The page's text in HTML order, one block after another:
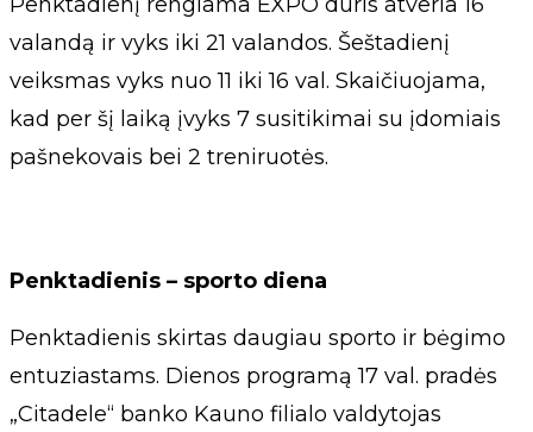
valandą ir vyks iki 21 valandos. Šeštadienį
veiksmas vyks nuo 11 iki 16 val. Skaičiuojama,
kad per šį laiką įvyks 7 susitikimai su įdomiais
pašnekovais bei 2 treniruotės.
Penktadienis – sporto diena
Penktadienis skirtas daugiau sporto ir bėgimo
entuziastams. Dienos programą 17 val. pradės
„Citadele“ banko Kauno filialo valdytojas